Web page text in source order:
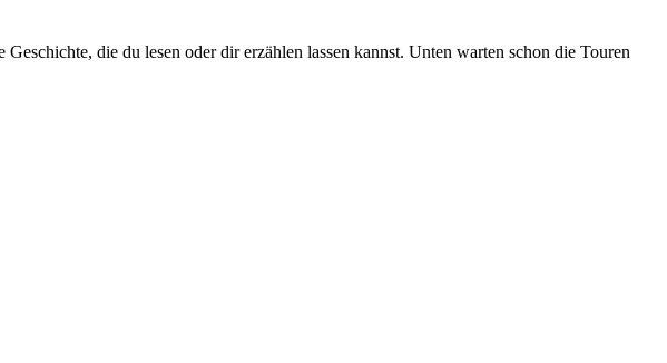
die du lesen oder dir erzählen lassen kannst. Unten warten schon die Touren